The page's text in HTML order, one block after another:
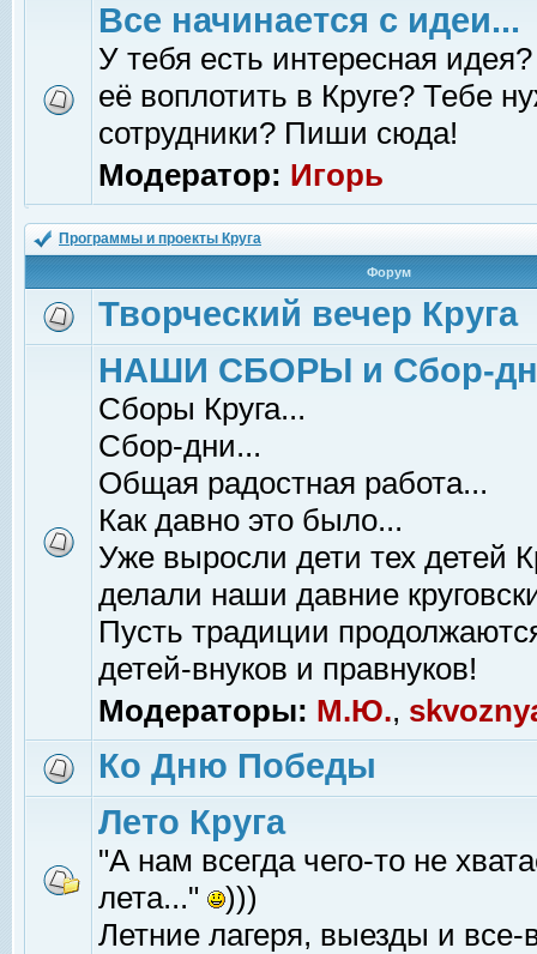
Все начинается с идеи...
У тебя есть интересная
её воплотить в Круге? Тебе
сотрудники? Пиши сюда!
Модератор: Игорь
Программы и проекты Круга
Форум
Творческий вечер Круга
НАШИ СБОРЫ и Сбор-
Сборы Круга...
Сбор-дни...
Общая радостная работа...
Как давно это было...
Уже выросли дети тех детей
делали наши давние
Пусть традиции
детей-внуков и правнуков!
Модераторы: М.Ю.,
Ко Дню Победы
Лето Круга
"А нам всегда чего-то не
лета..."
)))
Летние лагеря, выезды и все-